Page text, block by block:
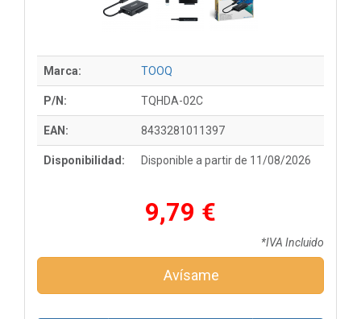
Marca: TOOQ
P/N: TQHDA-02C
EAN: 8433281011397
Disponibilidad: Disponible a partir de 11/08/2026
9,79 €
*IVA Incluido
Avísame